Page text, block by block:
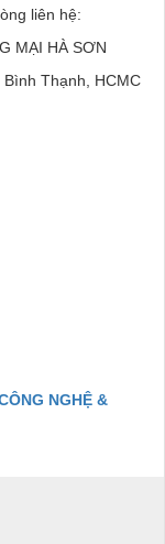
liên hệ:
MẠI HÀ SƠN
Thạnh, HCMC
NGHỆ &